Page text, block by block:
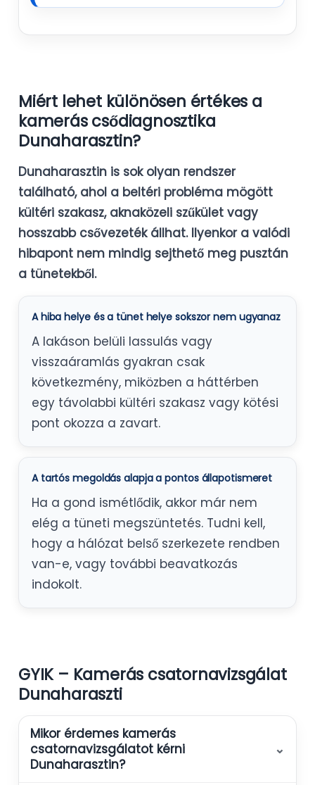
Miért lehet különösen értékes a
kamerás csődiagnosztika
Dunaharasztin?
Dunaharasztin is sok olyan rendszer
található, ahol a beltéri probléma mögött
kültéri szakasz, aknaközeli szűkület vagy
hosszabb csővezeték állhat. Ilyenkor a valódi
hibapont nem mindig sejthető meg pusztán
a tünetekből.
A hiba helye és a tünet helye sokszor nem ugyanaz
A lakáson belüli lassulás vagy
visszaáramlás gyakran csak
következmény, miközben a háttérben
egy távolabbi kültéri szakasz vagy kötési
pont okozza a zavart.
A tartós megoldás alapja a pontos állapotismeret
Ha a gond ismétlődik, akkor már nem
elég a tüneti megszüntetés. Tudni kell,
hogy a hálózat belső szerkezete rendben
van-e, vagy további beavatkozás
indokolt.
GYIK – Kamerás csatornavizsgálat
Dunaharaszti
Mikor érdemes kamerás
csatornavizsgálatot kérni
Dunaharasztin?
⌄